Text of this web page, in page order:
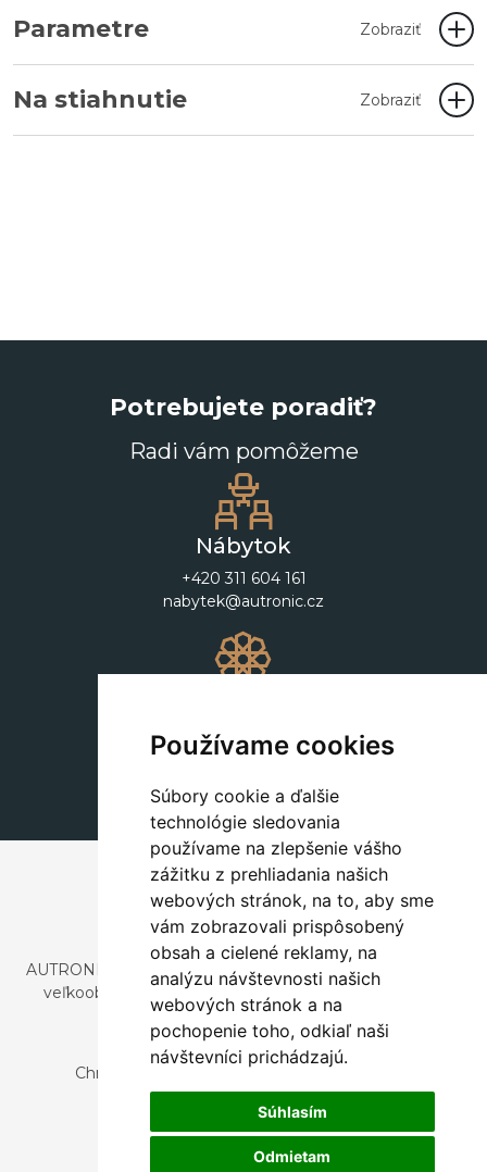
Používame cookies
Súbory cookie a ďalšie
technológie sledovania
používame na zlepšenie vášho
zážitku z prehliadania našich
webových stránok, na to, aby sme
vám zobrazovali prispôsobený
obsah a cielené reklamy, na
analýzu návštevnosti našich
webových stránok a na
pochopenie toho, odkiaľ naši
návštevníci prichádzajú.
Súhlasím
Odmietam
Parametre Zobraziť
Na stiahnutie Zobraziť
Potrebujete poradiť?
Radi vám pomôžeme
Nábytok
+420 311 604 161
nabytek@autronic.cz
+420 311 604 182
dekorace@autronic.cz
AUTRONIC, s.r.o. je spoločnosť zaoberajúca sa dovozom a
veľkoobchodným predajom dizajnového aj štýlového
nábytku a dekorácií.
Česká republika
Chrustenice 270, 267 12 Loděnice u Berouna
Slovensko
Nová 366, 032 02 Závažná Poruba